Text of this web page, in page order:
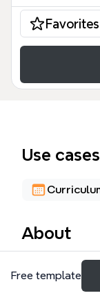
Favorites
Use cases
About
Ментальная
описывает
Free template